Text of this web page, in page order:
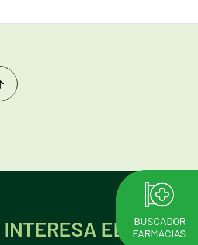
BUSCADOR
FARMACIAS
EL